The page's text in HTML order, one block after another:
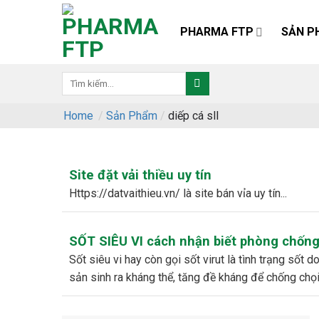
PHARMA FTP SẢN
Home / Sản Phẩm / diếp cá sll
Site đặt vải thiều uy tín
https://datvaithieu.vn/ là site bán vỉa uy tín...
SỐT SIÊU VI cách nhận biết phòng
sốt siêu vi hay còn gọi sốt virut là tình trạng sốt do nhiễm phải những loại vi rút khác nhau. và đây cũng chính là lúc cơ thể bé
sản sinh ra kháng thể, tăng đề kháng để chống